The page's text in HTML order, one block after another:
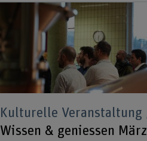
Kulturelle Veranstaltung
Wissen & geniessen März